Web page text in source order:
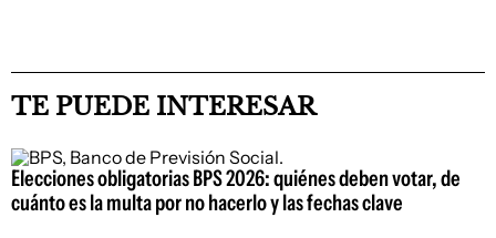
TE PUEDE INTERESAR
Elecciones obligatorias BPS 2026: quiénes deben votar, de
cuánto es la multa por no hacerlo y las fechas clave